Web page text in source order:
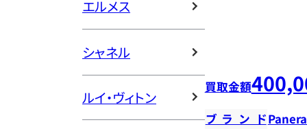
エルメス
シャネル
ルイ・ヴィトン
買取金額
ブランド